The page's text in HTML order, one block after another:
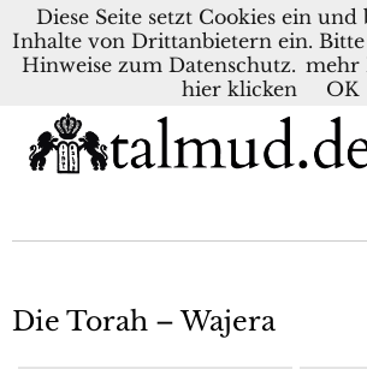
KONTAKT BLOG DEUTSCH
Die Torah – Wajera
Diese Seite setzt Cookies ein
Inhalte von Drittanbietern ein. Bitte
Hinweise zum Datenschutz. mehr
hier klicken
OK